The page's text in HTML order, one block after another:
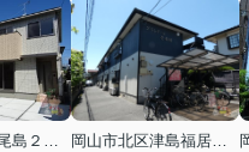
岡山市中区原尾島２丁目
岡山市北区津島福居１丁目